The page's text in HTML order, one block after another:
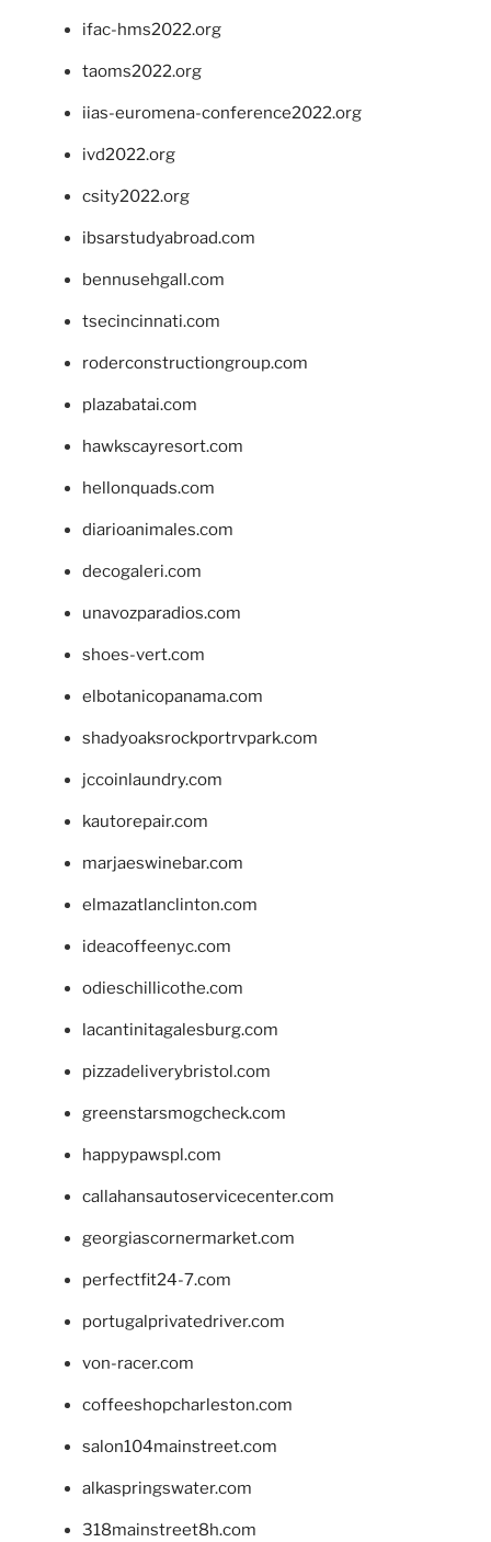
ifac-hms2022.org
taoms2022.org
iias-euromena-conference2022.org
ivd2022.org
csity2022.org
ibsarstudyabroad.com
bennusehgall.com
tsecincinnati.com
roderconstructiongroup.com
plazabatai.com
hawkscayresort.com
hellonquads.com
diarioanimales.com
decogaleri.com
unavozparadios.com
shoes-vert.com
elbotanicopanama.com
shadyoaksrockportrvpark.com
jccoinlaundry.com
kautorepair.com
marjaeswinebar.com
elmazatlanclinton.com
ideacoffeenyc.com
odieschillicothe.com
lacantinitagalesburg.com
pizzadeliverybristol.com
greenstarsmogcheck.com
happypawspl.com
callahansautoservicecenter.com
georgiascornermarket.com
perfectfit24-7.com
portugalprivatedriver.com
von-racer.com
coffeeshopcharleston.com
salon104mainstreet.com
alkaspringswater.com
318mainstreet8h.com